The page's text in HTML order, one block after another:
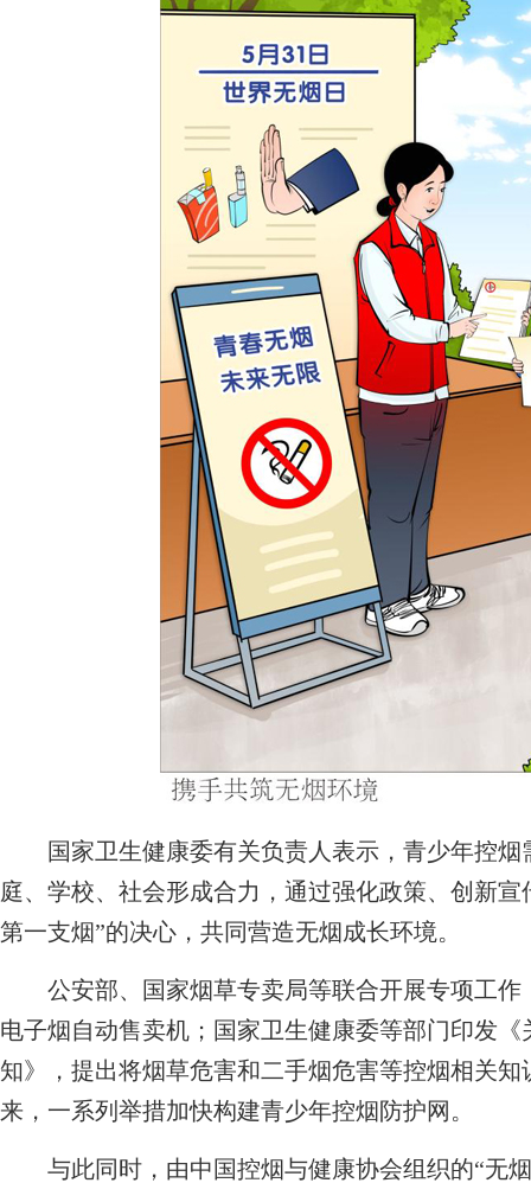
国家卫生健康委有关负责人表示，青少年控烟
庭、学校、社会形成合力，通过强化政策、创新
第一支烟”的决心，共同营造无烟成长环境。
公安部、国家烟草专卖局等联合开展专项工作
电子烟自动售卖机；国家卫生健康委等部门印发
知》，提出将烟草危害和二手烟危害等控烟相关
来，一系列举措加快构建青少年控烟防护网。
与此同时，由中国控烟与健康协会组织的“无烟